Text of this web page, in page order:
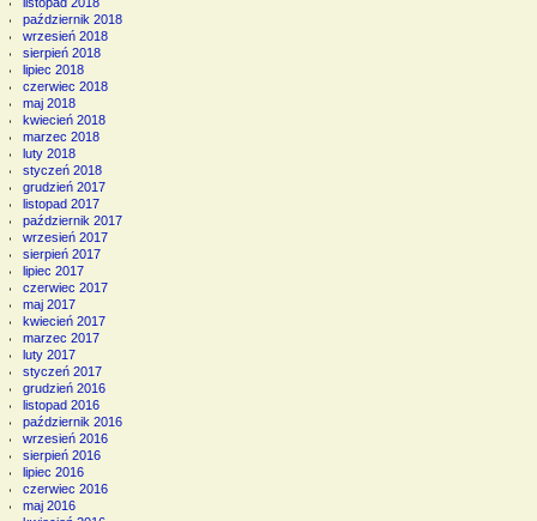
październik 2018
wrzesień 2018
sierpień 2018
lipiec 2018
czerwiec 2018
maj 2018
kwiecień 2018
marzec 2018
luty 2018
styczeń 2018
grudzień 2017
listopad 2017
październik 2017
wrzesień 2017
sierpień 2017
lipiec 2017
czerwiec 2017
maj 2017
kwiecień 2017
marzec 2017
luty 2017
styczeń 2017
grudzień 2016
listopad 2016
październik 2016
wrzesień 2016
sierpień 2016
lipiec 2016
czerwiec 2016
maj 2016